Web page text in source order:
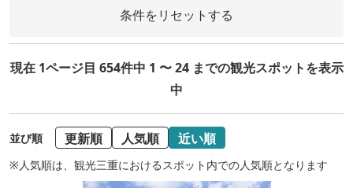
条件をリセットする
現在 1ページ目 654件中 1 〜 24 までの観光スポットを表示
中
並び順 更新順 人気順 近い順
※人気順は、観光三重におけるスポット内での人気順となります